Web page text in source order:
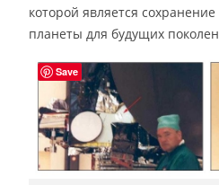
которой является сохранение
планеты для будущих
Save